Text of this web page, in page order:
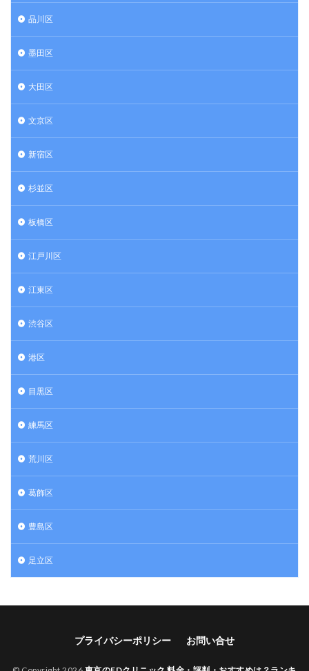
品川区
墨田区
大田区
文京区
新宿区
杉並区
板橋区
江戸川区
江東区
渋谷区
港区
目黒区
練馬区
荒川区
葛飾区
豊島区
足立区
プライバシーポリシー お問い合せ